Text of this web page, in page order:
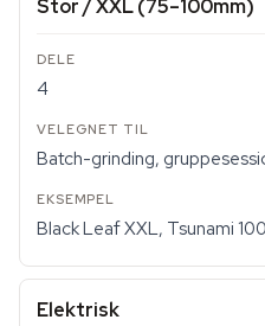
Stor / XXL (75–100mm)
4
Batch-grinding,
Black Leaf XXL, Tsunami
Elektrisk